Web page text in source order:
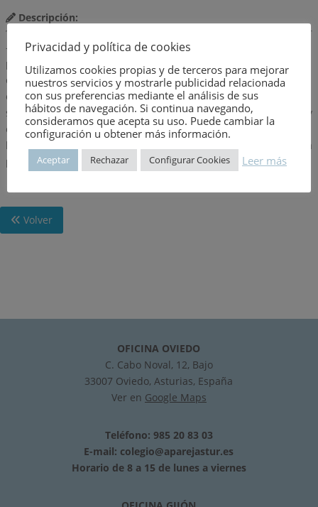
Descripción:
– La problemática del estudio del arte popular- La cultura de los
pueblos y el arte popular- Los problemas de los cambios de
cultura y las supervivencias culturales en el arte popular- El
estudio científico de las culturas populares- El arte popular y
sus nueve puntos básicos- Lo Naif, máxima expresión pictórica y
escultórica del arte popular- Arquitectura popular- El folklore
literario y musical, reflejo del alma festiva del arte popular- Guía
práctica para el aficionado al arte popular
Volver
OFICINA OVIEDO
C. Cabo Noval, 12, Bajo
33007 Oviedo, Asturias, España
Ver en Google Maps
Teléfono: 985 20 83 03
E-mail: colegio@aparejastur.es
Horario de 8 a 15 de lunes a viernes
Privacidad y política de cookies
Utilizamos cookies propias y de terceros para mejorar
nuestros servicios y mostrarle publicidad relacionada
con sus preferencias mediante el análisis de sus
hábitos de navegación. Si continua navegando,
consideramos que acepta su uso. Puede cambiar la
configuración u obtener más información.
Aceptar Rechazar Configurar Cookies Leer más